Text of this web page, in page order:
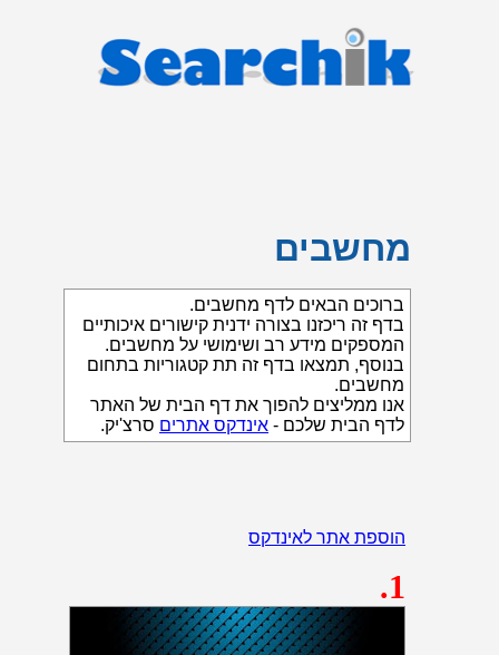
מחשבים
ברוכים הבאים לדף מחשבים.
בדף זה ריכזנו בצורה ידנית קישורים איכותיים
המספקים מידע רב ושימושי על מחשבים.
בנוסף, תמצאו בדף זה תת קטגוריות בתחום
מחשבים.
אנו ממליצים להפוך את דף הבית של האתר
לדף הבית שלכם - אינדקס אתרים סרצ'יק.
הוספת אתר לאינדקס
.1